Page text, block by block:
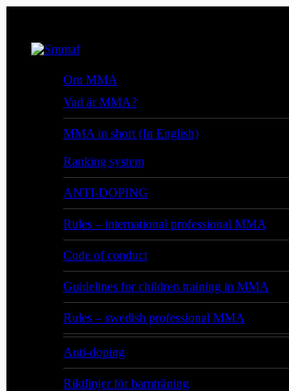
Om MMA
Vad är MMA?
MMA in short (In English)
Ranking system
ANTI-DOPING
Rules – international professional MMA
Code of conduct
Guidelines for children training in MMA
Rules – swedish professional MMA
Anti-doping
Riktlinjer för barnträning